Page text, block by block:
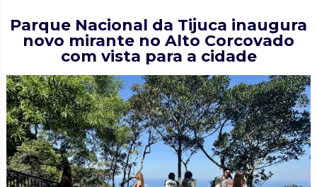
Parque Nacional da Tijuca inaugura
novo mirante no Alto Corcovado
com vista para a cidade